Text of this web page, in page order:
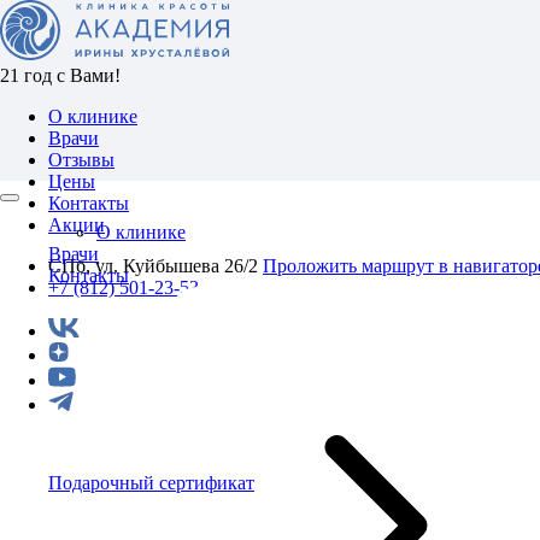
21 год с Вами!
О клинике
Врачи
Отзывы
Цены
Контакты
Акции
СПб, ул. Куйбышева 26/2 Проложить маршрут в
+7 (812) 501-23-53
О клинике
Врачи
Контакты
Подарочный сертификат